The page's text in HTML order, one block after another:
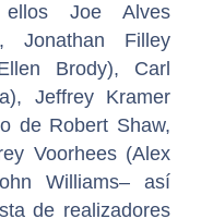
ellos Joe Alves
Jonathan Filley
Brody), Carl
Jeffrey Kramer
de Robert Shaw,
Voorhees (Alex
Williams– así
de realizadores